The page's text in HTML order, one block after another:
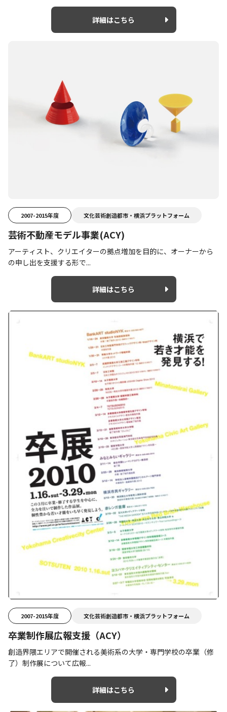
詳細はこちら
2007-2015年度 文化芸術創造都市・横浜プラットフォーム
芸術不動産モデル事業(ACY)
アーティスト、クリエイターの拠点増加を目的に、オーナーから
の申し出を支援する形で...
詳細はこちら
2007-2015年度 文化芸術創造都市・横浜プラットフォーム
卒業制作展広報支援（ACY）
創造界隈エリアで開催される美術系の大学・専門学校の卒業（修
了）制作展について広報...
詳細はこちら